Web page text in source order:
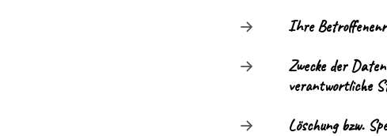
Ihre
Zwecke der
verantwortliche
Löschung bzw.